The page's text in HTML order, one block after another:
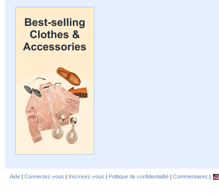
Aide | Connectez-vous | Inscrivez-vous | Politique de confidentialité | Commentaires |